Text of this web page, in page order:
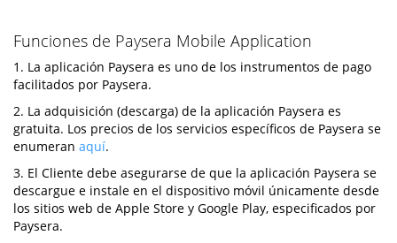
Funciones de Paysera Mobile Application
1. La aplicación Paysera es uno de los instrumentos de pago
facilitados por Paysera.
2. La adquisición (descarga) de la aplicación Paysera es
gratuita. Los precios de los servicios específicos de Paysera se
enumeran aquí.
3. El Cliente debe asegurarse de que la aplicación Paysera se
descargue e instale en el dispositivo móvil únicamente desde
los sitios web de Apple Store y Google Play, especificados por
Paysera.